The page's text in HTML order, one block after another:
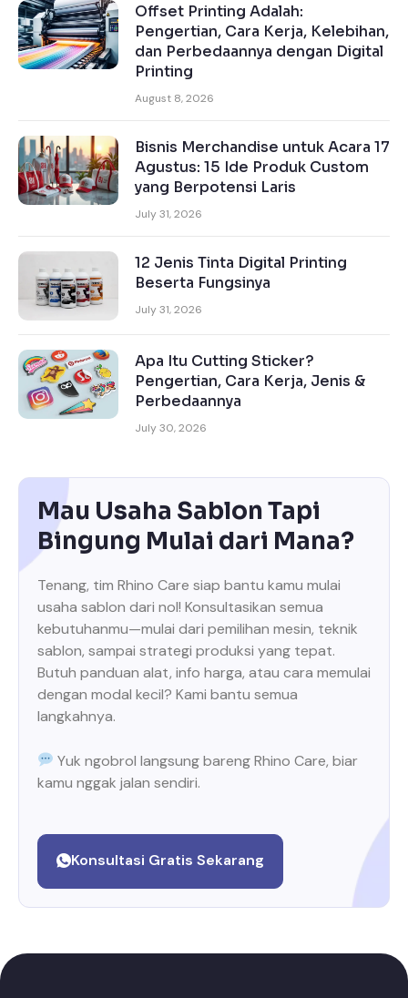
Offset Printing Adalah:
Pengertian, Cara Kerja, Kelebihan,
dan Perbedaannya dengan Digital
Printing
August 8, 2026
Bisnis Merchandise untuk Acara 17
Agustus: 15 Ide Produk Custom
yang Berpotensi Laris
July 31, 2026
12 Jenis Tinta Digital Printing
Beserta Fungsinya
July 31, 2026
Apa Itu Cutting Sticker?
Pengertian, Cara Kerja, Jenis &
Perbedaannya
July 30, 2026
Mau Usaha Sablon Tapi
Bingung Mulai dari Mana?
Tenang, tim Rhino Care siap bantu kamu mulai
usaha sablon dari nol! Konsultasikan semua
kebutuhanmu—mulai dari pemilihan mesin, teknik
sablon, sampai strategi produksi yang tepat.
Butuh panduan alat, info harga, atau cara memulai
dengan modal kecil? Kami bantu semua
langkahnya.
Yuk ngobrol langsung bareng Rhino Care, biar
kamu nggak jalan sendiri.
Konsultasi Gratis Sekarang